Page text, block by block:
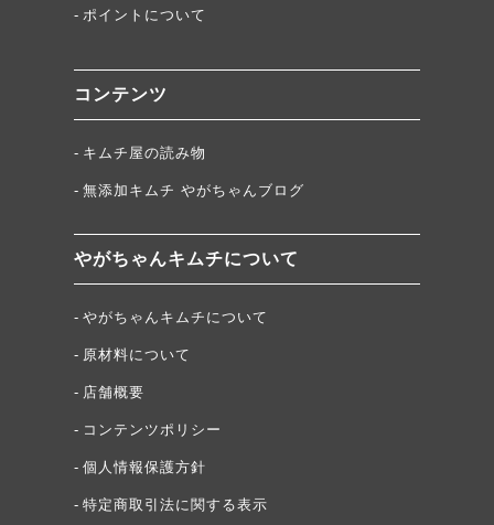
ポイントについて
コンテンツ
キムチ屋の読み物
無添加キムチ やがちゃんブログ
やがちゃんキムチについて
やがちゃんキムチについて
原材料について
店舗概要
コンテンツポリシー
個人情報保護方針
特定商取引法に関する表示